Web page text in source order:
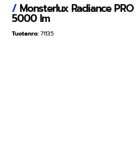
/Monsterlux Radiance
5000 lm
Tuotenro: 71135